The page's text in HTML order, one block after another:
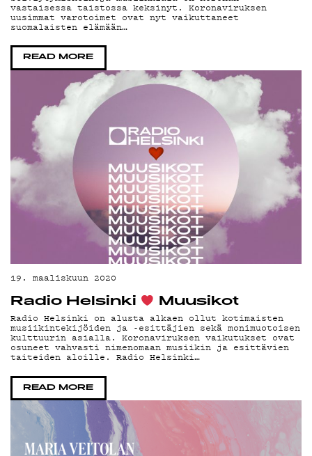
vastaisessa taistossa keksinyt. Koronaviruksen
uusimmat varotoimet ovat nyt vaikuttaneet
suomalaisten elämään…
READ MORE
19. maaliskuun 2020
Radio Helsinki
Muusikot
Radio Helsinki on alusta alkaen ollut kotimaisten
musiikintekijöiden ja -esittäjien sekä monimuotoisen
kulttuurin asialla. Koronaviruksen vaikutukset ovat
osuneet vahvasti nimenomaan musiikin ja esittävien
taiteiden aloille. Radio Helsinki…
READ MORE